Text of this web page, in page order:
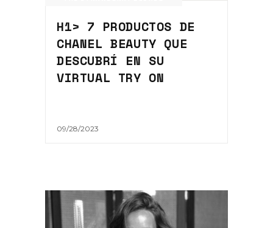
H1> 7 PRODUCTOS DE
CHANEL BEAUTY QUE
DESCUBRÍ EN SU
VIRTUAL TRY ON
09/28/2023